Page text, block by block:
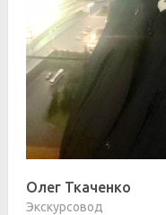
Олег Ткаченко
Экскурсовод